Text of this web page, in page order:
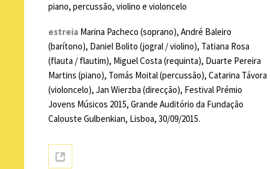
piano, percussão, violino e violoncelo
estreia Marina Pacheco (soprano), André Baleiro
(barítono), Daniel Bolito (jogral / violino), Tatiana Rosa
(flauta / flautim), Miguel Costa (requinta), Duarte Pereira
Martins (piano), Tomás Moital (percussão), Catarina Távora
(violoncelo), Jan Wierzba (direcção), Festival Prémio
Jovens Músicos 2015, Grande Auditório da Fundação
Calouste Gulbenkian, Lisboa, 30/09/2015.